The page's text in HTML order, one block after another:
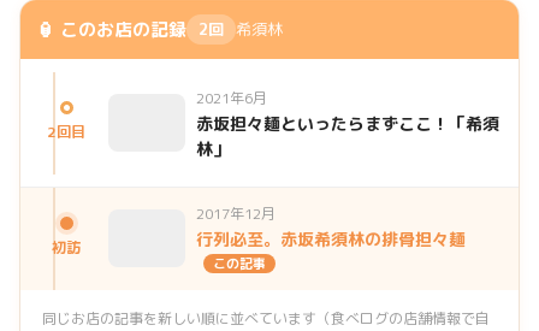
🏮 このお店の記録 2回 希須林
2回目
2021年6月
赤坂担々麺といったらまずここ！「希須
林」
初訪
2017年12月
行列必至。赤坂希須林の排骨担々麺
この記事
同じお店の記事を新しい順に並べています（食べログの店舗情報で自